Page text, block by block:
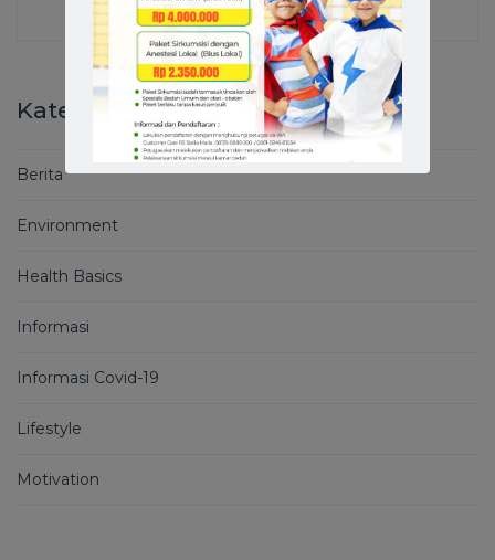
Kategori
Berita
Environment
Health Basics
Informasi
Informasi Covid-19
Lifestyle
Motivation